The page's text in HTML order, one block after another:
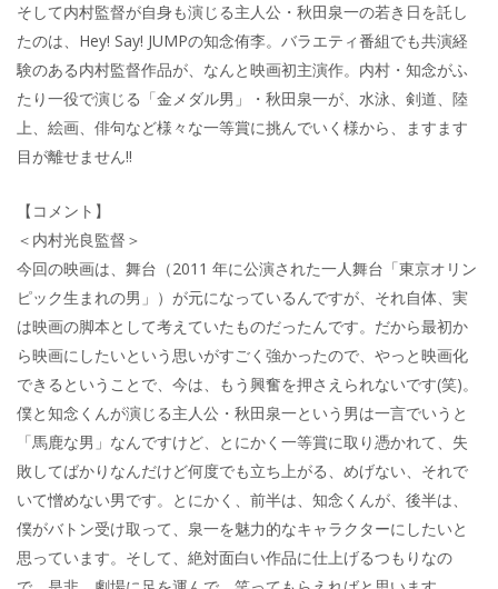
そして内村監督が自身も演じる主人公・秋田泉一の若き日を託し
たのは、Hey! Say! JUMPの知念侑李。バラエティ番組でも共演経
験のある内村監督作品が、なんと映画初主演作。内村・知念がふ
たり一役で演じる「金メダル男」・秋田泉一が、水泳、剣道、陸
上、絵画、俳句など様々な一等賞に挑んでいく様から、ますます
目が離せません!!
【コメント】
＜内村光良監督＞
今回の映画は、舞台（2011 年に公演された一人舞台「東京オリン
ピック生まれの男」）が元になっているんですが、それ自体、実
は映画の脚本として考えていたものだったんです。だから最初か
ら映画にしたいという思いがすごく強かったので、やっと映画化
できるということで、今は、もう興奮を押さえられないです(笑)。
僕と知念くんが演じる主人公・秋田泉一という男は一言でいうと
「馬鹿な男」なんですけど、とにかく一等賞に取り憑かれて、失
敗してばかりなんだけど何度でも立ち上がる、めげない、それで
いて憎めない男です。とにかく、前半は、知念くんが、後半は、
僕がバトン受け取って、泉一を魅力的なキャラクターにしたいと
思っています。そして、絶対面白い作品に仕上げるつもりなの